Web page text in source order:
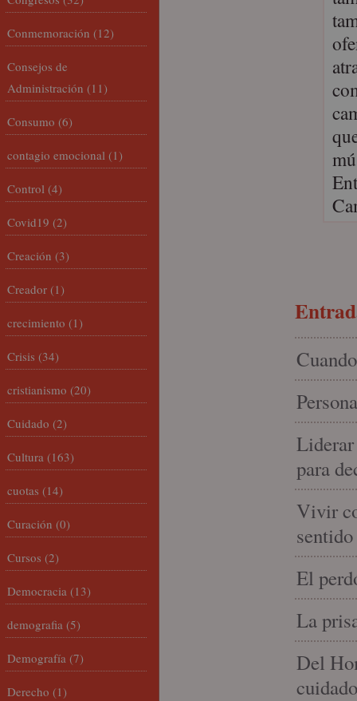
para
Vivir
El
La
Del
cuidado
Conmemoración (12)
Consejos de
Administración (11)
Consumo (6)
contagio emocional (1)
Control (4)
Covid19 (2)
Creación (3)
Creador (1)
crecimiento (1)
Crisis (34)
cristianismo (20)
Cuidado (2)
Cultura (163)
cuotas (14)
Curación (0)
Cursos (2)
Democracia (13)
demografia (5)
Demografía (7)
Derecho (1)